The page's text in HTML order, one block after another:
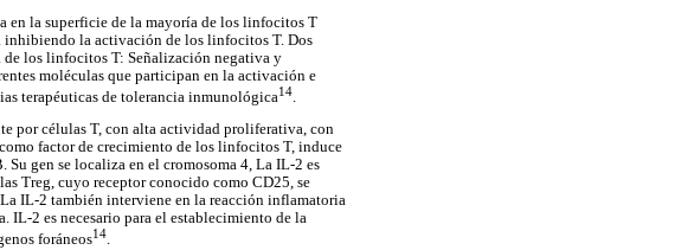
la superficie de la mayoría de los linfocitos T
inhibiendo la activación de los linfocitos T. Dos
de los linfocitos T: Señalización negativa y
moléculas que participan en la activación e
terapéuticas de tolerancia inmunológica14
por células T, con alta actividad proliferativa, con
factor de crecimiento de los linfocitos T, induce
gen se localiza en el cromosoma 4, La IL-2 es
Treg, cuyo receptor conocido como CD25, se
IL-2 también interviene en la reacción inflamatoria
2 es necesario para el establecimiento de la
foráneos14.